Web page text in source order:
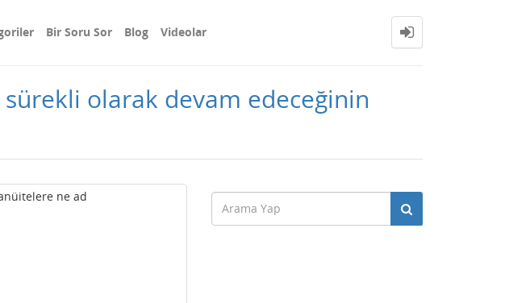
Bir Soru Sor Blog Videolar
sürekli olarak devam edeceğinin
ne ad